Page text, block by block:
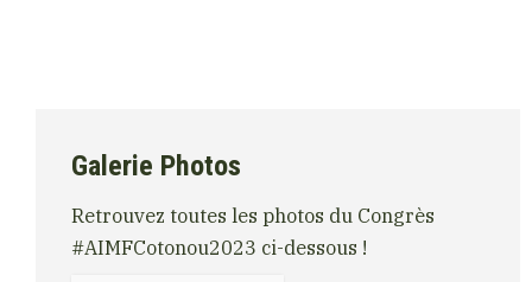
Galerie Photos
Retrouvez toutes les photos du Congrès
#AIMFCotonou2023 ci-dessous !